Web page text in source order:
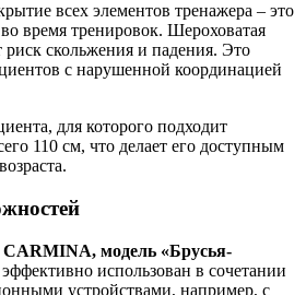
всех элементов тренажера – это
время тренировок. Шероховатая
риск скольжения и падения. Это
с нарушенной координацией
для которого подходит
110 см, что делает его доступным
модель «Брусья-
использован в сочетании
устройствами, например, с